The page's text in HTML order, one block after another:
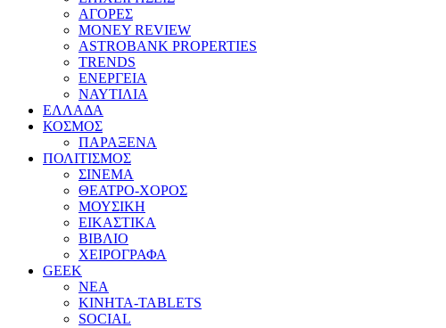
ΑΓΟΡΕΣ
MONEY REVIEW
ASTROBANK PROPERTIES
TRENDS
ΕΝΕΡΓΕΙΑ
ΝΑΥΤΙΛΙΑ
ΕΛΛΑΔΑ
ΚΟΣΜΟΣ
ΠΑΡΑΞΕΝΑ
ΠΟΛΙΤΙΣΜΟΣ
ΣΙΝΕΜΑ
ΘΕΑΤΡΟ-ΧΟΡΟΣ
ΜΟΥΣΙΚΗ
ΕΙΚΑΣΤΙΚΑ
ΒΙΒΛΙΟ
ΧΕΙΡΟΓΡΑΦΑ
GEEK
ΝΕΑ
ΚΙΝΗΤΑ-TABLETS
SOCIAL